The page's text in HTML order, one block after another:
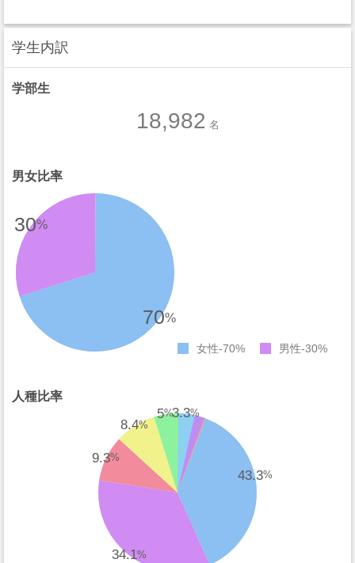
学生内訳
学部生
18,982 名
男女比率
70%
30%
女性 70% 男性 30%
人種比率
43.3%
34.1%
9.3%
8.4%
5%3.3%